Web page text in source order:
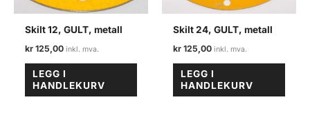
Skilt 12, GULT, metall
kr 125,00
LEGG I
HANDLEKURV
Skilt 24, GULT, metall
kr 125,00
LEGG I
HANDLEKURV